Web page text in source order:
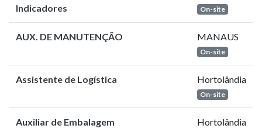
Indicadores
On-site
AUX. DE MANUTENÇÃO MANAUS
On-site
Assistente de Logística Hortolândia
On-site
Auxiliar de Embalagem Hortolândia